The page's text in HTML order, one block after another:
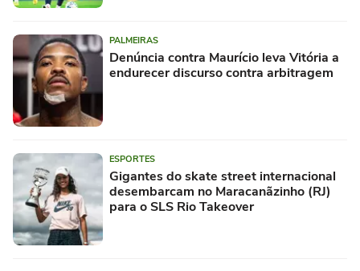
PALMEIRAS
Denúncia contra Maurício leva Vitória a
endurecer discurso contra arbitragem
ESPORTES
Gigantes do skate street internacional
desembarcam no Maracanãzinho (RJ)
para o SLS Rio Takeover